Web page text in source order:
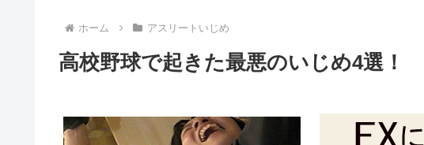
ホーム アスリートいじめ
高校野球で起きた最悪のいじめ4選！